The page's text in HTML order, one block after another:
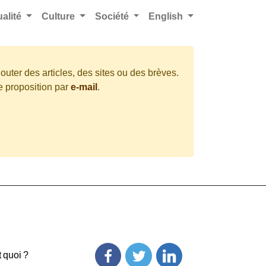
Culture Société English
des articles, des sites ou des brèves.
proposition par e-mail .
quoi ?